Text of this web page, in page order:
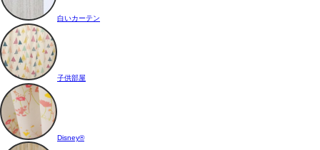
白いカーテン
子供部屋
Disney®